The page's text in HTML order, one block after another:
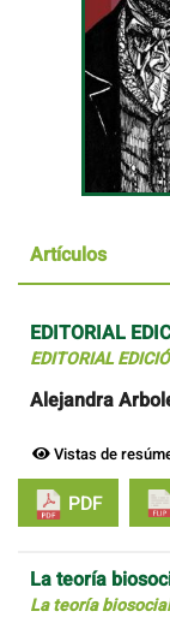
Artículos
EDITORIAL
EDITORIAL
Alejandra
Vistas de
PDF
La teoría
La teoría